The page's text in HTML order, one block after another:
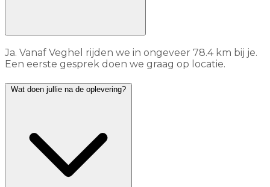
Ja. Vanaf Veghel rijden we in ongeveer 78.4 km bij je.
Een eerste gesprek doen we graag op locatie.
Wat doen jullie na de oplevering?